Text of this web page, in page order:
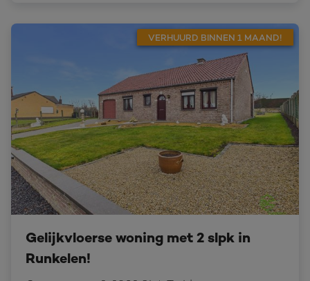
VERHUURD BINNEN 1 MAAND!
Gelijkvloerse woning met 2 slpk in
Runkelen!